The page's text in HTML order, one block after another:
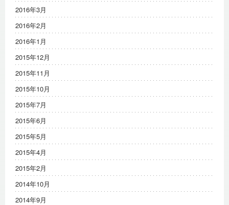
2016年3月
2016年2月
2016年1月
2015年12月
2015年11月
2015年10月
2015年7月
2015年6月
2015年5月
2015年4月
2015年2月
2014年10月
2014年9月